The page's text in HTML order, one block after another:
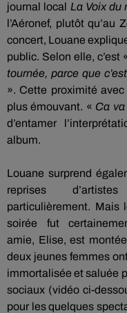
journal local La Voix du
l’Aéronef, plutôt qu’au
concert, Louane
public. Selon elle, c’est
tournée, parce que
». Cette proximité
plus émouvant. « Ca
d’entamer
album.
Louane surprend
reprises
particulièrement. Mais
soirée fut
amie, Elise, est
deux jeunes femmes
immortalisée et saluée
sociaux (vidéo ci-
pour les quelques